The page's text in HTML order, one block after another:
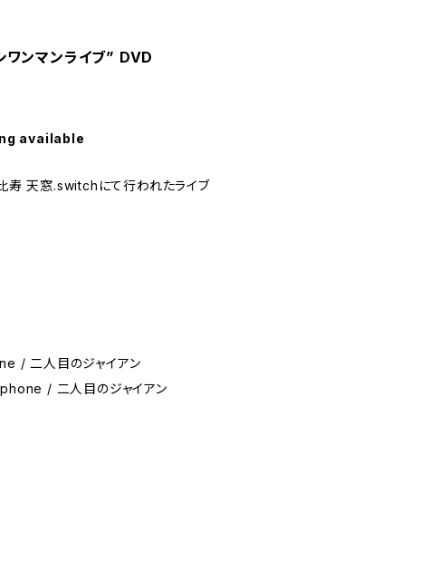
ワンマンライブ” DVD
available
天窓.switchにて行われたライブ
/ 二人目のジャイアン
/ 二人目のジャイアン